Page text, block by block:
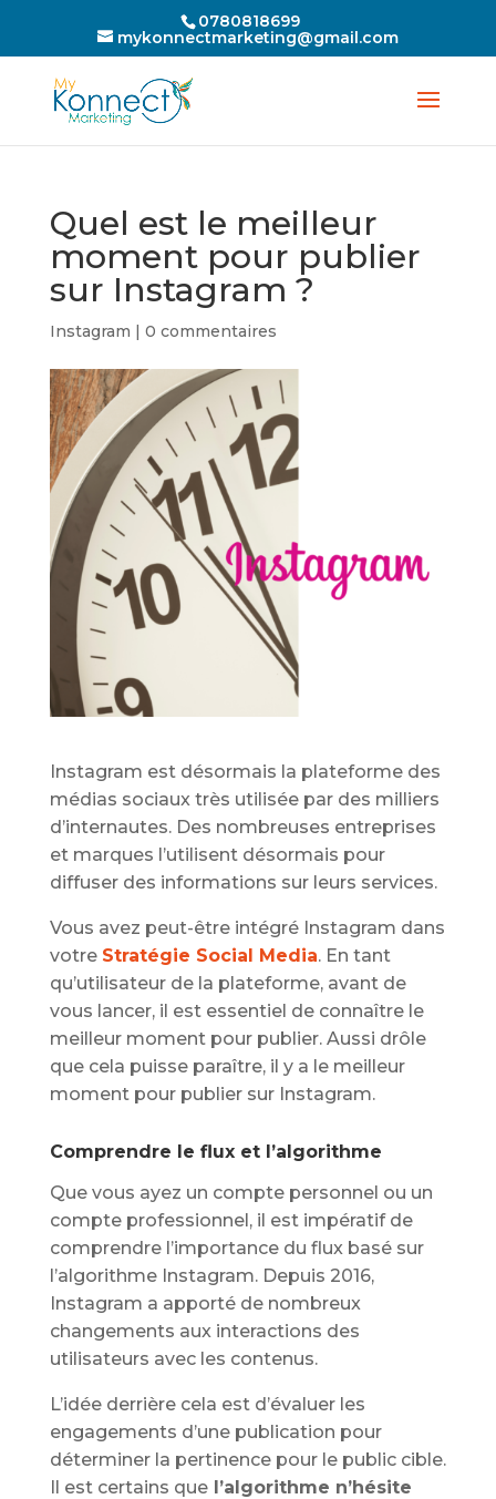
0780818699
mykonnectmarketing@gmail.com
Quel est le meilleur
moment pour publier
sur Instagram ?
Instagram | 0 commentaires
Instagram est désormais la plateforme des
médias sociaux très utilisée par des milliers
d’internautes. Des nombreuses entreprises
et marques l’utilisent désormais pour
diffuser des informations sur leurs services.
Vous avez peut-être intégré Instagram dans
votre Stratégie Social Media. En tant
qu’utilisateur de la plateforme, avant de
vous lancer, il est essentiel de connaître le
meilleur moment pour publier. Aussi drôle
que cela puisse paraître, il y a le meilleur
moment pour publier sur Instagram.
Comprendre le flux et l’algorithme
Que vous ayez un compte personnel ou un
compte professionnel, il est impératif de
comprendre l’importance du flux basé sur
l’algorithme Instagram. Depuis 2016,
Instagram a apporté de nombreux
changements aux interactions des
utilisateurs avec les contenus.
L’idée derrière cela est d’évaluer les
engagements d’une publication pour
déterminer la pertinence pour le public cible.
Il est certains quel’algorithme n’hésite